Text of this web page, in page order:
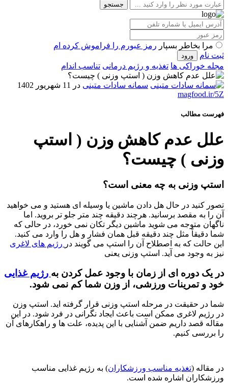
جستجو
مرا بخاطر بسپار رمز عبورم را فراموش کرده ام
ثبت نام
مجله خوراکی ها تغذیه و رژیم درمانی تناسب اندام
سمانه سادات متینی در 11 شهریور 1402
magfood.ir/5Z
فهرست مطالب
علل عدم کاهش وزن ( استپ
وزنی ) چیست؟
استپ وزنی به چه معنی است؟
تصور کنید در حال هل دادن ماشین یا وسیله ای هستید و می خواهید
آن را به مقصد برسانید. هرچند دقیقه چند متر جلو تر بروید. اما
ناگهان متوجه می شوید ماشین دیگر تکان نمی خورد، در حالی که
شما دقیقاً مثل چند دقیقه قبل همان فشار و هل را وارد می کنید.
این حالت که به اصطلاح آن را استپ می گویند در رژیم های لاغری
نیز به وجود می آید. استپ وزنی یعنی
در یک دوره ای از زمان با وجود عمل کردن به رژیم غذایی
خود و تمرینات ورزشی، از وزن شما کم نمی شود.
شما در حقیقت در مرحله استپ وزنی قرار گرفته اید. استپ وزن
در رژیم لاغری ممکن است باعث ایجاد نگرانی در فرد شود. در این
مقاله قصد داریم ضمن آشنایی با این پدیده، علت ها و راهکارهای آن
را بررسی کنیم.
در مقاله (تغذیه مناسب ورزشکاران) به رژیم غذایی مناسب
ورزشکاران اشاره شده است.